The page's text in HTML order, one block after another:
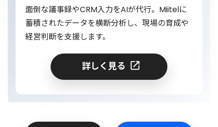
面倒な議事録やCRM入力をAIが代行。Miitelに
蓄積されたデータを横断分析し、現場の育成や
経営判断を支援します。
詳しく見る